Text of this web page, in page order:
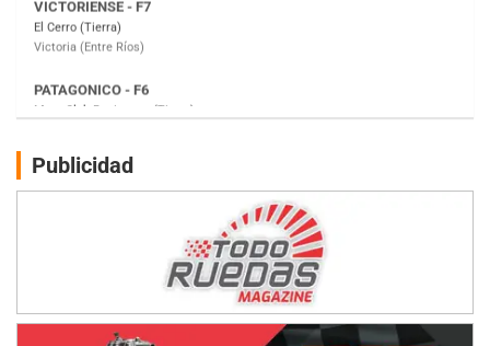
Moto Club Reginense (Tierra)
Gral. E. Godoy (Río Negro)
Juventud Unida (Tierra)
Humboldt (Santa Fe)
Ciudad de Avellaneda (Asfalto)
Avellaneda (Santa Fe)
José Samuel Sánchez (Tierra)
TUCUMANO - F5
Juan Navarro (Asfalto)
Publicidad